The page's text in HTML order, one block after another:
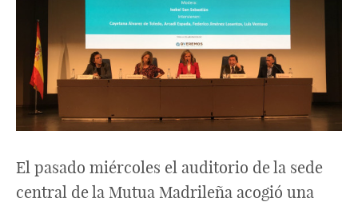
El pasado miércoles el auditorio de la sede
central de la Mutua Madrileña acogió una